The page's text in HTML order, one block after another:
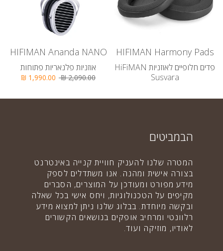
HIFIMAN Harmony Pads
פדים חלופיים לאוזניות HiFiMAN
Susvara
HIFIMAN Ananda NANO
אוזניות פלנאריות פתוחות
2,090.00 ₪
1,990.00 ₪
הבמביטים
המטרה שלנו להעניק חוויית קנייה באינטרנט
בצורה אישית ומהנה. אנו משתדלים לספק
מידע מפורט ומעודכן על המוצרים, הסברים
מקיפים על הטכנולוגיות, ויחס אישי בכל שאלה
ובקשה מיוחדת. בבלוג שלנו ניתן למצוא מידע
רלוונטי ומרחיב אופקים בנושאים הקשורים
לאודיו, מוזיקה ועוד.